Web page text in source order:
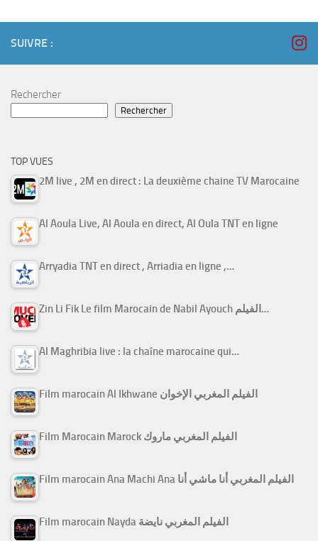
SUIVRE :
Rechercher
Rechercher
TOP VUES
2M live , 2M en direct : La deuxième chaine TV Marocaine
Al Aoula Live, Al Aoula en direct, Al Oula TNT en ligne
Arryadia TNT en direct , Arriadia en ligne ,…
Zin Li Fik Le film Marocain de Nabil Ayouch الفيلم…
Al Maghribia live : la chaîne marocaine qui…
Film marocain Al Ikhwane الفيلم المغربي الإخوان
Film Marocain Marock الفيلم المغربي ماروك
Film marocain Ana Machi Ana الفيلم المغربي أنا ماشي أنا
Film marocain Nayda الفيلم المغربي نايضة